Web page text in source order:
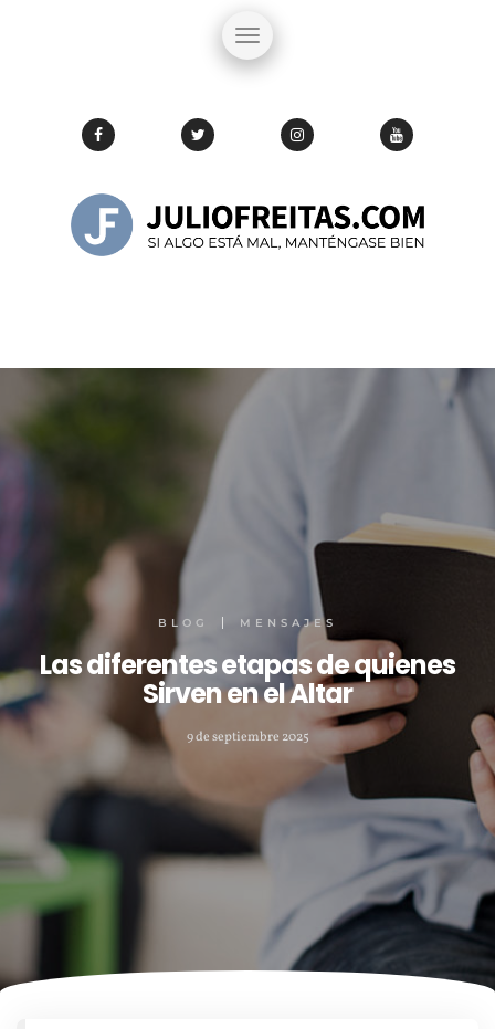
BLOG MENSAJES
Las diferentes etapas de quienes
Sirven en el Altar
9 de septiembre 2025